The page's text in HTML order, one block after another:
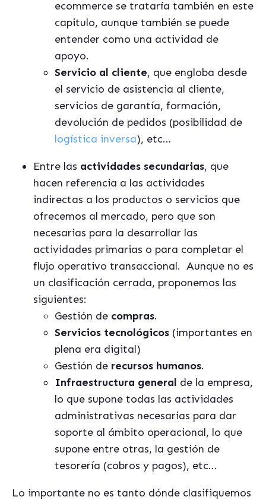
ecommerce se trataría también en este
capitulo, aunque también se puede
entender como una actividad de
apoyo.
Servicio al cliente, que engloba desde
el servicio de asistencia al cliente,
servicios de garantía, formación,
devolución de pedidos (posibilidad de
logística inversa), etc…
Entre las actividades secundarias, que
hacen referencia a las actividades
indirectas a los productos o servicios que
ofrecemos al mercado, pero que son
necesarias para la desarrollar las
actividades primarias o para completar el
flujo operativo transaccional. Aunque no es
un clasificación cerrada, proponemos las
siguientes:
Gestión de compras.
Servicios tecnológicos (importantes en
plena era digital)
Gestión de recursos humanos.
Infraestructura general de la empresa,
lo que supone todas las actividades
administrativas necesarias para dar
soporte al ámbito operacional, lo que
supone entre otras, la gestión de
tesorería (cobros y pagos), etc…
Lo importante no es tanto dónde clasifiquemos